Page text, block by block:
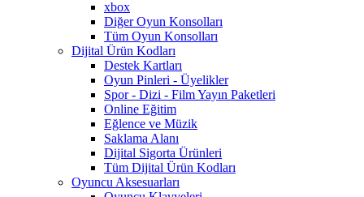
xbox
Diğer Oyun Konsolları
Tüm Oyun Konsolları
Dijital Ürün Kodları
Destek Kartları
Oyun Pinleri - Üyelikler
Spor - Dizi - Film Yayın Paketleri
Online Eğitim
Eğlence ve Müzik
Saklama Alanı
Dijital Sigorta Ürünleri
Tüm Dijital Ürün Kodları
Oyuncu Aksesuarları